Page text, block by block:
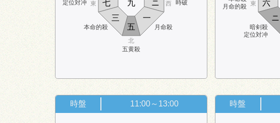
定位対冲 時破
本命的殺
五黄殺
月命殺
北
東 西
五
七
九
一
ニ
三
月命的殺
暗剣殺
定位対冲
東
六
ニ
時盤 11:00～13:00 時盤